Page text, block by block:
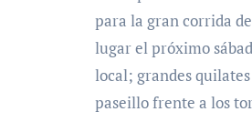
para la gran corrida
lugar el próximo
local; grandes
paseillo frente a los